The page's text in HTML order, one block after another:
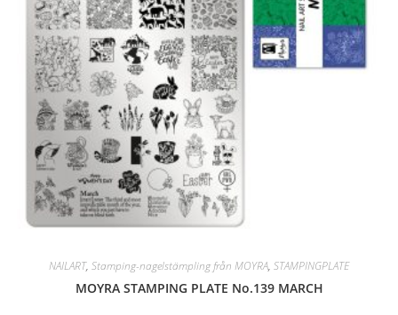
NAILART, Stamping-nagelstämpling från MOYRA, STAMPINGPLATE
MOYRA STAMPING PLATE No.139 MARCH